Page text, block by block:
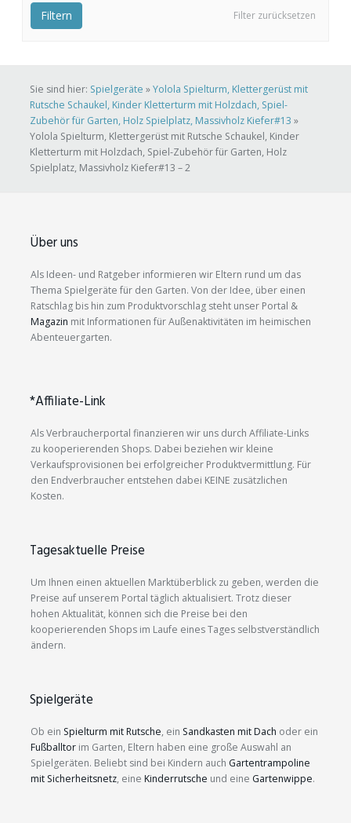
Filter zurücksetzen
Filtern
Sie sind hier: Spielgeräte »Yolola Spielturm, Klettergerüst mit
Rutsche Schaukel, Kinder Kletterturm mit Holzdach, Spiel-
Zubehör für Garten, Holz Spielplatz, Massivholz Kiefer#13 »
Yolola Spielturm, Klettergerüst mit Rutsche Schaukel, Kinder
Kletterturm mit Holzdach, Spiel-Zubehör für Garten, Holz
Spielplatz, Massivholz Kiefer#13 – 2
Über uns
Als Ideen- und Ratgeber informieren wir Eltern rund um das
Thema Spielgeräte für den Garten. Von der Idee, über einen
Ratschlag bis hin zum Produktvorschlag steht unser Portal &
Magazin mit Informationen für Außenaktivitäten im heimischen
Abenteuergarten.
*Affiliate-Link
Als Verbraucherportal finanzieren wir uns durch Affiliate-Links
zu kooperierenden Shops. Dabei beziehen wir kleine
Verkaufsprovisionen bei erfolgreicher Produktvermittlung. Für
den Endverbraucher entstehen dabei KEINE zusätzlichen
Kosten.
Tagesaktuelle Preise
Um Ihnen einen aktuellen Marktüberblick zu geben, werden die
Preise auf unserem Portal täglich aktualisiert. Trotz dieser
hohen Aktualität, können sich die Preise bei den
kooperierenden Shops im Laufe eines Tages selbstverständlich
ändern.
Spielgeräte
Ob ein Spielturm mit Rutsche, ein Sandkasten mit Dach oder ein
Fußballtor im Garten, Eltern haben eine große Auswahl an
Spielgeräten. Beliebt sind bei Kindern auch Gartentrampoline
mit Sicherheitsnetz, eine Kinderrutsche und eine Gartenwippe.